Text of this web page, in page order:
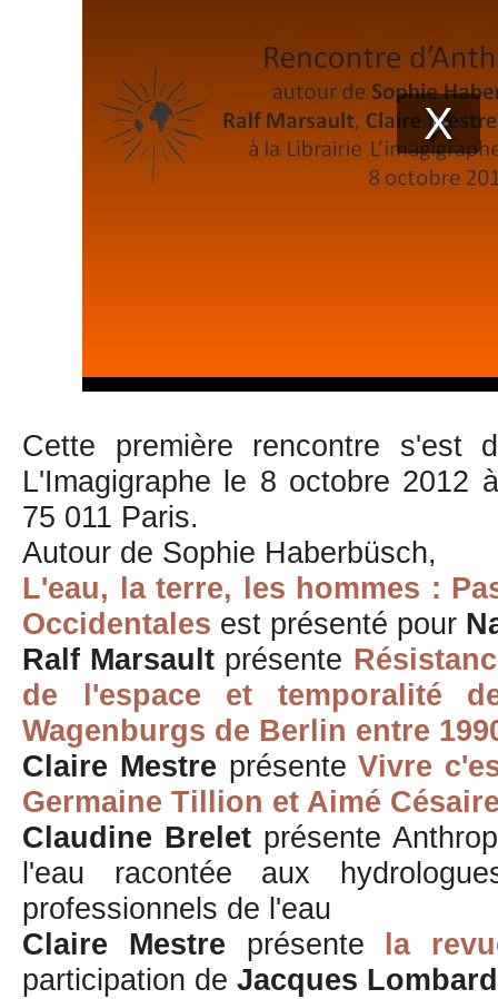
Cette première rencontre s'est
L'Imagigraphe le 8 octobre 2012
75 011 Paris.
Autour de Sophie Haberbüsch,
L'eau, la terre, les hommes :
Occidentales est présenté pour
Ralf Marsault présente
de l'espace et temporalité
Wagenburgs de Berlin entre
Claire Mestre présenteVivre
Germaine Tillion et Aimé
Claudine Brelet présente
l'eau racontée aux
professionnels de l'eau
Claire Mestre présente la
participation deJacques Lombard